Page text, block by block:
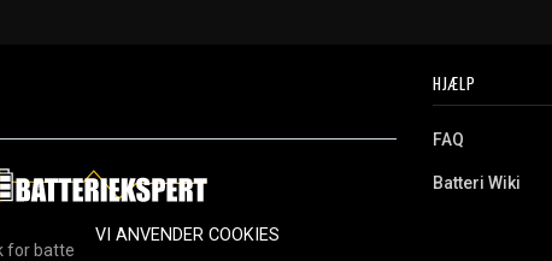
batterier, opladere og reservedele. Vi tilbyder et
HJÆLP
FAQ
Batteri Wiki
VI ANVENDER COOKIES